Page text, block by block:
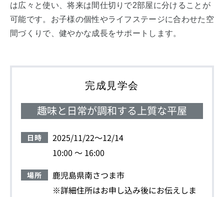
は広々と使い、将来は間仕切りで2部屋に分けることが
可能です。お子様の個性やライフステージに合わせた空
間づくりで、健やかな成長をサポートします。
完成見学会
趣味と日常が調和する上質な平屋
日時
2025/11/22～12/14
10:00 ～ 16:00
場所
鹿児島県南さつま市
※詳細住所はお申し込み後にお伝えしま